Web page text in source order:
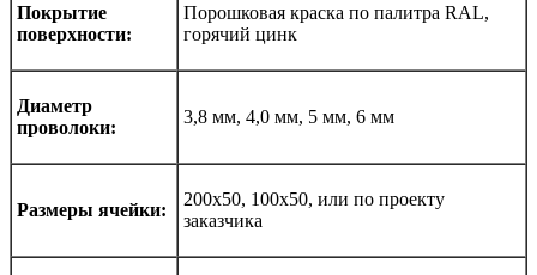
Покрытие
поверхности:
Порошковая краска по палитра RAL,
горячий цинк
Диаметр
проволоки:
3,8 мм, 4,0 мм, 5 мм, 6 мм
Размеры ячейки:
200х50, 100х50, или по проекту
заказчика